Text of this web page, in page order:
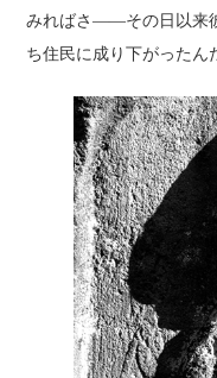
みればさ――その日以来
ち住民に成り下がったん